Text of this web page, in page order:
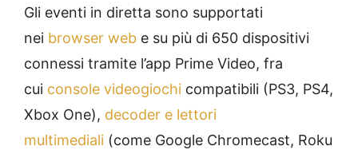
Gli eventi in diretta sono supportati
nei browser web e su più di 650 dispositivi
connessi tramite l’app Prime Video, fra
cui console videogiochi compatibili (PS3, PS4,
Xbox One), decoder e lettori
multimediali (come Google Chromecast, Roku